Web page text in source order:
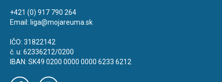
+421 (0) 917 790 264
Email: liga@mojareuma.sk
IČO: 31822142
č. u: 62336212/0200
IBAN: SK49 0200 0000 0000 6233 6212